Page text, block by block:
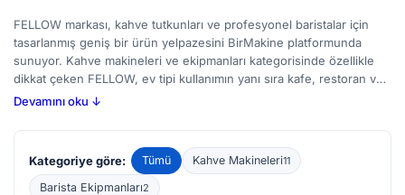
FELLOW markası, kahve tutkunları ve profesyonel baristalar için
tasarlanmış geniş bir ürün yelpazesini BirMakine platformunda
sunuyor. Kahve makineleri ve ekipmanları kategorisinde özellikle
dikkat çeken FELLOW, ev tipi kullanımın yanı sıra kafe, restoran ve
oteller gibi işletmelerin ihtiyaçlarını karşılayabilecek çözümler
sürecine kadar her aşamada kontrol imkanı sunarak, barista
deneyimini bireysel kullanıcılara da taşımayı hedefliyor.
BirMakine’de yer alan FELLOW ilanlarını inceleyerek, hem yeni hem
de ikinci el seçeneklerini karşılaştırabilir, bütçenize ve kullanım
Devamını oku ↓
Kategoriye göre: Tümü Kahve Makineleri11
Barista Ekipmanları2